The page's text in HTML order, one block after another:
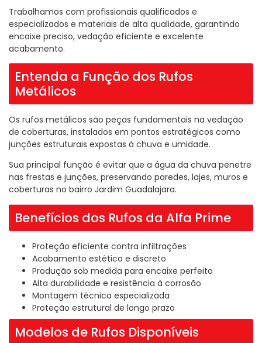
Trabalhamos com profissionais qualificados e
especializados e materiais de alta qualidade, garantindo
encaixe preciso, vedação eficiente e excelente
acabamento.
Entenda a Função dos Rufos
Metálicos
Os rufos metálicos são peças fundamentais na vedação
de coberturas, instalados em pontos estratégicos como
junções estruturais expostas à chuva e umidade.
Sua principal função é evitar que a água da chuva penetre
nas frestas e junções, preservando paredes, lajes, muros e
coberturas no bairro Jardim Guadalajara.
Benefícios dos Rufos da Alfa Prime
Proteção eficiente contra infiltrações
Acabamento estético e discreto
Produção sob medida para encaixe perfeito
Alta durabilidade e resistência à corrosão
Montagem técnica especializada
Proteção estrutural de longo prazo
Modelos de Rufos Disponíveis